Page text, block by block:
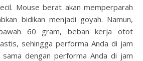
Mouse berat akan memperparah
bidikan menjadi goyah. Namun,
60 gram, beban kerja otot
sehingga performa Anda di jam
dengan performa Anda di jam